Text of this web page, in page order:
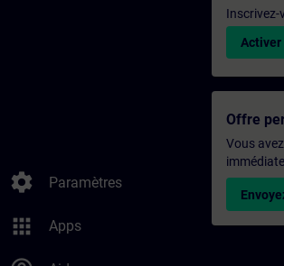
settings Paramètres
apps Apps
Inscrivez-
Activer
Offre
Vous